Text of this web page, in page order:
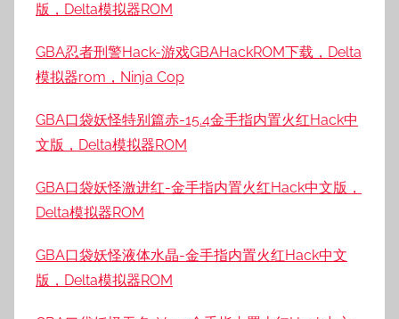
版，Delta模拟器ROM
GBA忍者刑警Hack-游戏GBAHackROM下载，Delta
模拟器rom，Ninja Cop
GBA口袋妖怪特别篇赤-15.4金手指内置火红Hack中
文版，Delta模拟器ROM
GBA口袋妖怪激进红-金手指内置火红Hack中文版，
Delta模拟器ROM
GBA口袋妖怪液体水晶-金手指内置火红Hack中文
版，Delta模拟器ROM